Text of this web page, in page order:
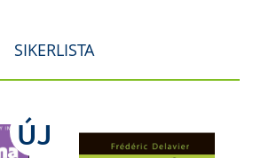
SIKERLISTA
ÚJ